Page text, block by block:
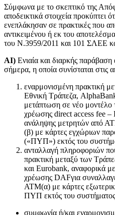
Σύμφωνα με το σκεπτικό της
αποδεικτικά στοιχεία προκύπτει
ενεπλάκησαν σε πρακτικές που
αντικειμένου ή εκ του
του Ν.3959/2011 και 101 ΣΛΕΕ
ΑΙ) Ενιαία και διαρκής παράβαση
σήμερα, η οποία συνίσταται στις
εναρμονισμένη πρακτική
Εθνική Τράπεζα,
μετάπτωση σε νέο μοντέλο
χρέωσης direct access fee –
ανάληψης μετρητών από
(β) με κάρτες εγχώριων
(«ΠΥΠ») εκτός του
ανταλλαγή πληροφοριών
πρακτική μεταξύ των
και Eurobank, αναφορικά
χρέωσης DAFγια
ATM(α) με κάρτες
ΠΥΠ εκτός του
συμφωνία ή/και